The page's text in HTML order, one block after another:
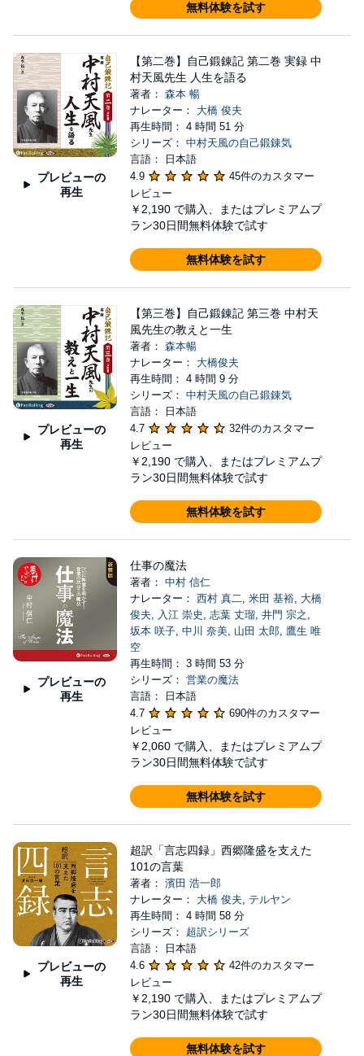
無料体験を試す
プレビューの
再生
【第二巻】自己鍛錬記 第二巻 実録 中
村天風先生 人生を語る
著者： 森本 暢
ナレーター： 大橋 俊夫
再生時間： 4 時間 51 分
シリーズ： 中村天風の自己鍛錬気
言語： 日本語
4.9
45件のカスタマー
レビュー
￥2,190 で購入、またはプレミアムプ
ラン30日間無料体験で試す
無料体験を試す
プレビューの
再生
【第三巻】自己鍛錬記 第三巻 中村天
風先生の教えと一生
著者： 森本暢
ナレーター： 大橋俊夫
再生時間： 4 時間 9 分
シリーズ： 中村天風の自己鍛錬気
言語： 日本語
4.7
32件のカスタマー
レビュー
￥2,190 で購入、またはプレミアムプ
ラン30日間無料体験で試す
無料体験を試す
プレビューの
再生
仕事の魔法
著者： 中村 信仁
ナレーター： 西村 真二, 米田 基裕, 大橋
俊夫, 入江 崇史 , 志葉 丈瑠, 井門 宗之 ,
坂本 咲子, 中川 奈美, 山田 太郎, 鷹生 唯
空
再生時間： 3 時間 53 分
シリーズ： 営業の魔法
言語： 日本語
4.7
690件のカスタマー
レビュー
￥2,060 で購入、またはプレミアムプ
ラン30日間無料体験で試す
無料体験を試す
プレビューの
再生
超訳「言志四録」西郷隆盛を支えた
101の言葉
著者： 濱田 浩一郎
ナレーター： 大橋 俊夫, テルヤン
再生時間： 4 時間 58 分
シリーズ： 超訳シリーズ
言語： 日本語
4.6
42件のカスタマー
レビュー
￥2,190 で購入、またはプレミアムプ
ラン30日間無料体験で試す
無料体験を試す